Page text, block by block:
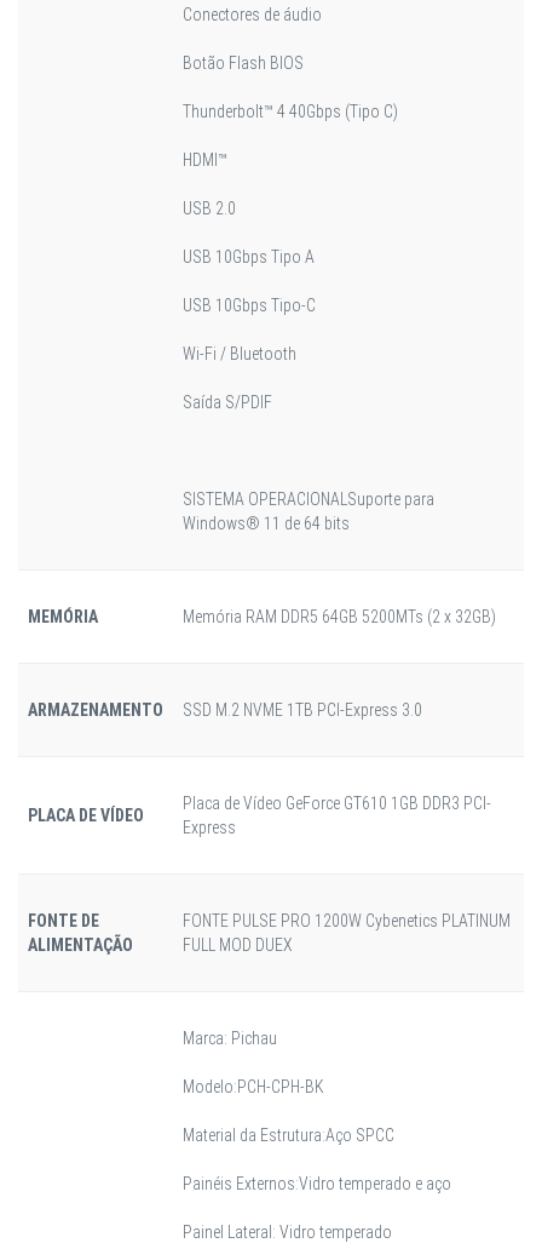
Conectores de áudio
Botão Flash BIOS
Thunderbolt™ 4 40Gbps (Tipo C)
HDMI™
USB 2.0
USB 10Gbps Tipo A
USB 10Gbps Tipo-C
Wi-Fi / Bluetooth
Saída S/PDIF
SISTEMA OPERACIONAL Suporte para
Windows® 11 de 64 bits
MEMÓRIA Memória RAM DDR5 64GB 5200MTs (2 x 32GB)
ARMAZENAMENTO SSD M.2 NVME 1TB PCI-Express 3.0
PLACA DE VÍDEO
Placa de Vídeo GeForce GT610 1GB DDR3 PCI-
Express
FONTE DE
ALIMENTAÇÃO
FONTE PULSE PRO 1200W Cybenetics PLATINUM
FULL MOD DUEX
Marca: Pichau
Modelo:PCH-CPH-BK
Material da Estrutura:Aço SPCC
Painéis Externos:Vidro temperado e aço
Painel Lateral: Vidro temperado